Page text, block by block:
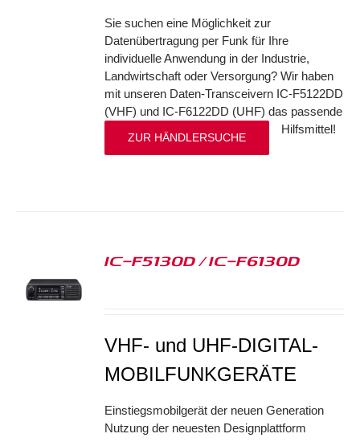
Sie suchen eine Möglichkeit zur
Datenübertragung per Funk für Ihre
individuelle Anwendung in der Industrie,
Landwirtschaft oder Versorgung? Wir haben
mit unseren Daten-Transceivern IC-F5122DD
(VHF) und IC-F6122DD (UHF) das passende
Hilfsmittel!
ZUR HÄNDLERSUCHE
IC-F5130D / IC-F6130D
VHF- und UHF-DIGITAL-
MOBILFUNKGERÄTE
Einstiegsmobilgerät der neuen Generation
Nutzung der neuesten Designplattform